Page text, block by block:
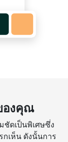
องคุณ
ดเป็นพิเศษซึ่ง
เห็น ดังนั้นการ